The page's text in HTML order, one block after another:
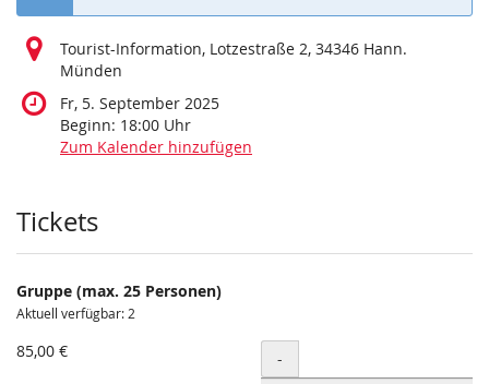
Tourist-Information, Lotzestraße 2, 34346 Hann.
Münden
Fr, 5. September 2025
Beginn: 18:00 Uhr
Zum Kalender hinzufügen
Produkte
Tickets
Gruppe (max. 25 Personen)
Aktuell verfügbar: 2
85,00 € Menge
-